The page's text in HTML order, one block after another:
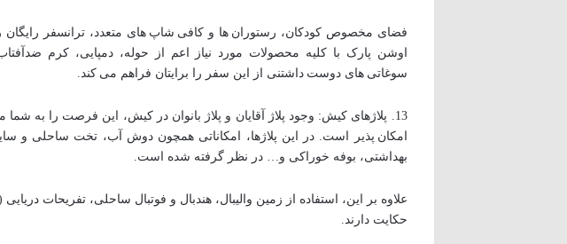
فضای مخصوص کودکان، رستوران ها و کافی شاپ های متعدد، ترانسفر
اوشن پارک با کلیه محصولات مورد نیاز اعم از حوله، دمپایی، کرم
سوغاتی های دوست داشتنی از این سفر را برایتان فراهم می کند.
13. پلاژهای کیش: وجود پلاژ آقایان و پلاژ بانوان در کیش، این فرصت را به شما
امکان پذیر است. در این پلاژها، امکاناتی همچون دوش آب، تخت ساحلی و
بهداشتی، بوفه خوراکی و… در نظر گرفته شده است.
علاوه بر این، استفاده از زمین والیبال، هندبال و فوتبال ساحلی، تفریحات
حکایت دارند.